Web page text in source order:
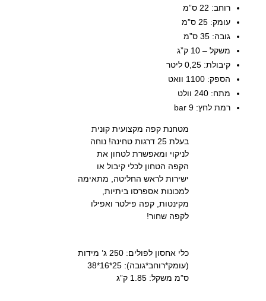
רוחב: 22 ס”מ
עומק: 25 ס”מ
גובה: 35 ס”מ
משקל – 10 ק”ג
קיבולת: 0,25 ליטר
הספק: 1100 וואט
מתח: 240 וולט
רמת לחץ: 9 bar
מטחנת קפה מקצועית קונית
בעלת 25 דרגות טחינה! נוחה
לניקוי ומאפשרת לטחון את
הקפה הטחון לכלי קיבול או
ישירות לראש החליטה, מתאימה
למכונות אספרסו ביתיות,
מקינטות, קפה פילטר ואפילו
לקפה שחור!
כלי אחסון לפולים: 250 ג’ מידות
(עומק*רוחב*גובה): 25*16*38
ס”מ משקל: 1.85 ק”ג